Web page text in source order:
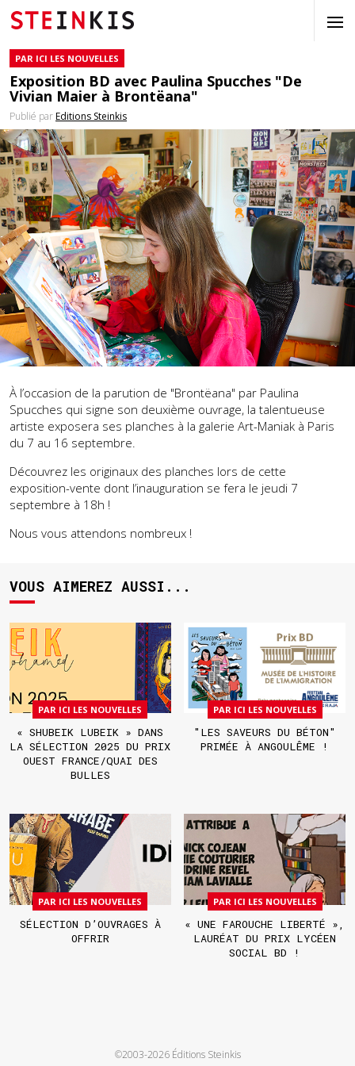
PAR ICI LES NOUVELLES
Exposition BD avec Paulina Spucches "De
Vivian Maier à Brontëana"
Publié parEditions Steinkis
À l’occasion de la parution de "Brontëana" par Paulina
Spucches qui signe son deuxième ouvrage, la talentueuse
artiste exposera ses planches à la galerie Art-Maniak à Paris
du 7 au 16 septembre.
Découvrez les originaux des planches lors de cette
exposition-vente dont l’inauguration se fera le jeudi 7
septembre à 18h !
Nous vous attendons nombreux !
VOUS AIMEREZ AUSSI...
PAR ICI LES NOUVELLES
« SHUBEIK LUBEIK » DANS
LA SÉLECTION 2025 DU PRIX
OUEST FRANCE/QUAI DES
BULLES
PAR ICI LES NOUVELLES
"LES SAVEURS DU BÉTON"
PRIMÉE À ANGOULÊME !
PAR ICI LES NOUVELLES
SÉLECTION D’OUVRAGES À
OFFRIR
PAR ICI LES NOUVELLES
« UNE FAROUCHE LIBERTÉ »,
LAURÉAT DU PRIX LYCÉEN
SOCIAL BD !
©2003-2026 Éditions Steinkis